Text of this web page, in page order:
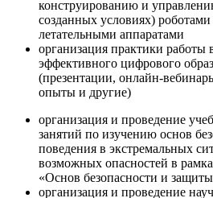
конструированию и
созданных условиях)
летательными аппаратами
организация практики работы
эффективного цифрового
(презентации, онлайн-
опыты и другие)
организация и проведение
занятий по изучению основ
поведения в экстремальных
возможных опасностей в
«Основ безопасности и
организация и проведение